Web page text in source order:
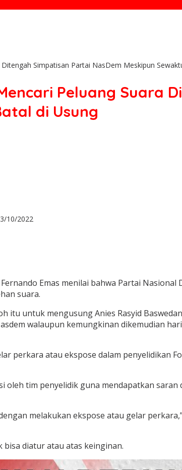
Simpatisan Partai NasDem Meskipun
Peluang Suara
di Usung
10/2022
Emas menilai bahwa Partai
suara.
itu untuk mengusung Anies Rasyid
walaupun kemungkinan dikemudian
perkara atau ekspose dalam penyelidikan
oleh tim penyelidik guna mendapatkan
melakukan ekspose atau gelar
diatur atau atas keinginan.